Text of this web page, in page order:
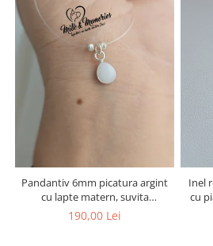
Pandantiv 6mm picatura argint
cu lapte matern, suvita
bebelusului si bucati din
cordonul ombilical
190,00 Lei
Inel
cu